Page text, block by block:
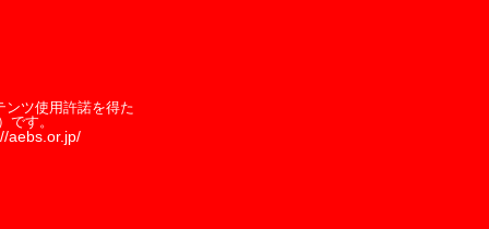
ンツ使用許諾を得た
す。
aebs.or.jp/